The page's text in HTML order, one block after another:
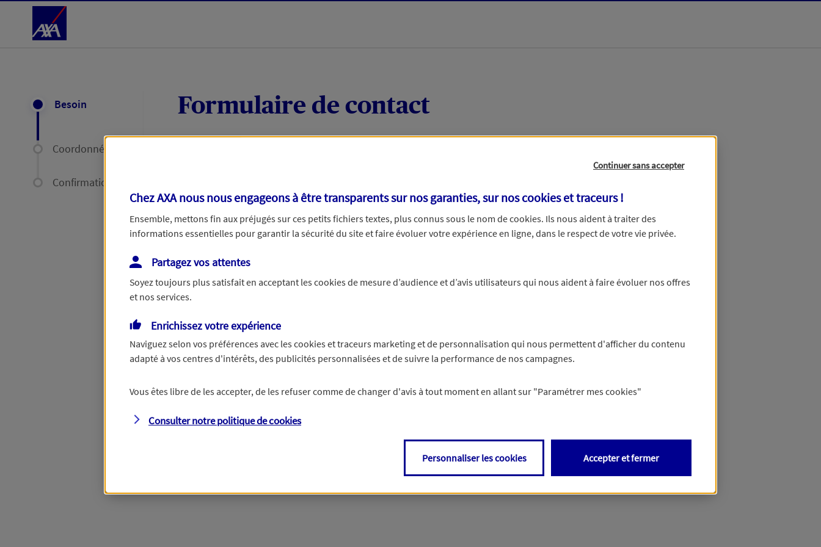
Accéder au Contenu
Besoin
Coordonnées
Confirmation
Formulaire de contact
Votre message :
Vous disposez de droits sur les informations vous concernant. Pour plus d’informations,
Continuer sans accepter
Chez AXA nous nous engageons à être transparents sur nos garanties, sur noscookies et traceurs!
Ensemble, mettons fin aux préjugés sur ces petits fichiers textes, plus connus sous le nom decookies. Ils nous aident à traiter des
informations essentielles pour garantir la sécurité du site et faire évoluer votre expérience en ligne, dans le respect de votre vie privée.
Partagez vos attentes
Soyez toujours plus satisfait en acceptant les cookies de mesure d’audience et d’avis utilisateurs qui nous aident à faire évoluer nos offres
et nos services.
Enrichissez votre expérience
Naviguez selon vos préférences avec les cookies et traceurs marketing et de personnalisation qui nous permettent d'afficher du contenu
adapté à vos centres d'intérêts, des publicités personnalisées et de suivre la performance de nos campagnes.
Vous êtes libre de les accepter, de les refuser comme de changer d'avis à tout moment en allant sur "Paramétrer mes cookies"
Consulter notre politique decookies
Personnaliser les cookies Accepter et fermer